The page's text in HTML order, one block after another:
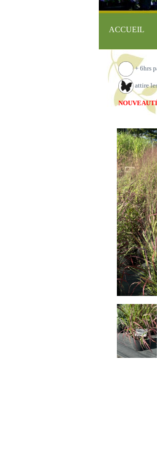
ACCUEIL
+ 6hrs
attire